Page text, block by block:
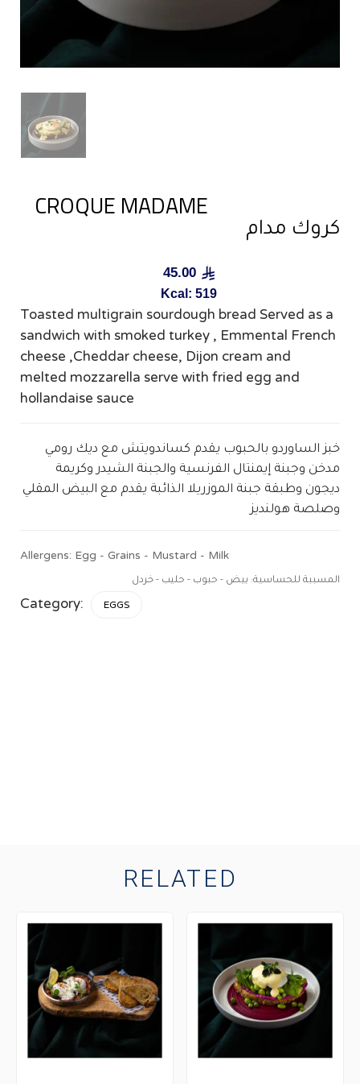
CROQUE MADAME
كروك مدام
45.00
Kcal: 519
Toasted multigrain sourdough bread Served as a
sandwich with smoked turkey , Emmental French
cheese ,Cheddar cheese, Dijon cream and
melted mozzarella serve with fried egg and
hollandaise sauce
خبز الساوردو بالحبوب يقدم كساندويتش مع ديك رومي
مدخن وجبنة إيمنتال الفرنسية والجبنة الشيدر وكريمة
ديجون وطبقة جبنة الموزريلا الذائبة يقدم مع البيض المقلي
وصلصة هولنديز
Allergens: Egg - Grains - Mustard - Milk
المسببة للحساسية: بيض - حبوب - حليب - خردل
Category: EGGS
RELATED